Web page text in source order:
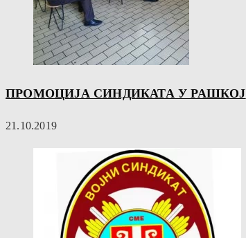
ПРОМОЦИЈА СИНДИКАТА У РАШКОЈ
21.10.2019